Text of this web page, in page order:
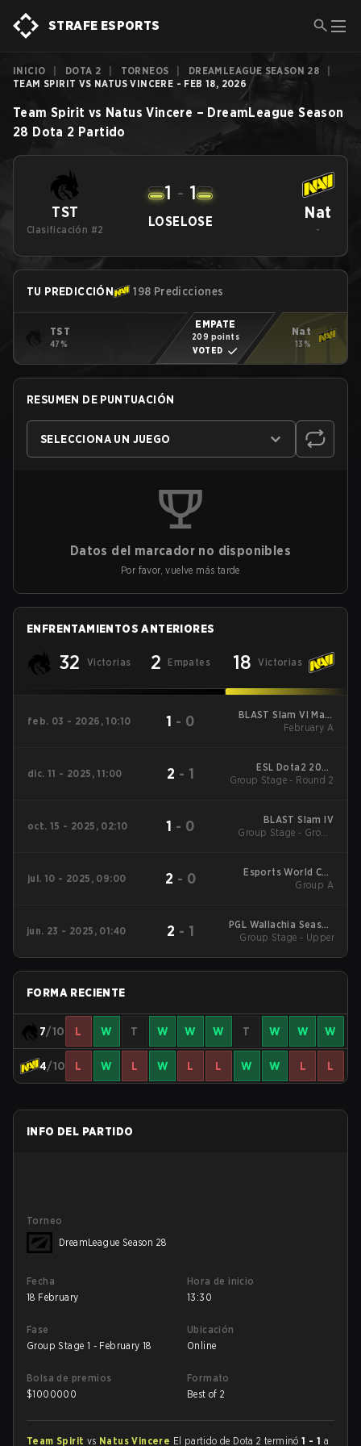
STRAFE ESPORTS
INICIO DOTA 2 TORNEOS DREAMLEAGUE SEASON 28
TEAM SPIRIT VS NATUS VINCERE - FEB 18, 2026
Team Spirit vs Natus Vincere – DreamLeague Season
28 Dota 2 Partido
TST
Clasificación #2
LOSE
1 - 1
LOSE Nat
-
TU PREDICCIÓN 198 Predicciones
TST
47%
EMPATE
209 points
VOTED
Nat
13%
RESUMEN DE PUNTUACIÓN
SELECCIONA UN JUEGO
Datos del marcador no disponibles
Por favor, vuelve más tarde
ENFRENTAMIENTOS ANTERIORES
32 Victorias 2 Empates 18 Victorias
feb. 03 - 2026, 10:10 1 - 0
BLAST Slam VI Main
Tournament
February A
dic. 11 - 2025, 11:00 2 - 1
ESL Dota2 2025
DreamLeague Season
Group Stage - Round 2
oct. 15 - 2025, 02:10 1 - 0
BLAST Slam IV
Group Stage - Group
jul. 10 - 2025, 09:00 2 - 0
Esports World Cup
2025 Dota2
Group A
jun. 23 - 2025, 01:40 2 - 1
PGL Wallachia Season
5
Group Stage - Upper
FORMA RECIENTE
7/10 L W T W W W T W W W
4/10 L W L W L L W W L L
INFO DEL PARTIDO
Torneo
DreamLeague Season 28
Fecha
18 February
Hora de inicio
13:30
Fase
Group Stage 1 - February 18
Ubicación
Online
Bolsa de premios
$1000000
Formato
Best of 2
Team Spirit vs Natus Vincere El partido de Dota 2 terminó1 - 1 a